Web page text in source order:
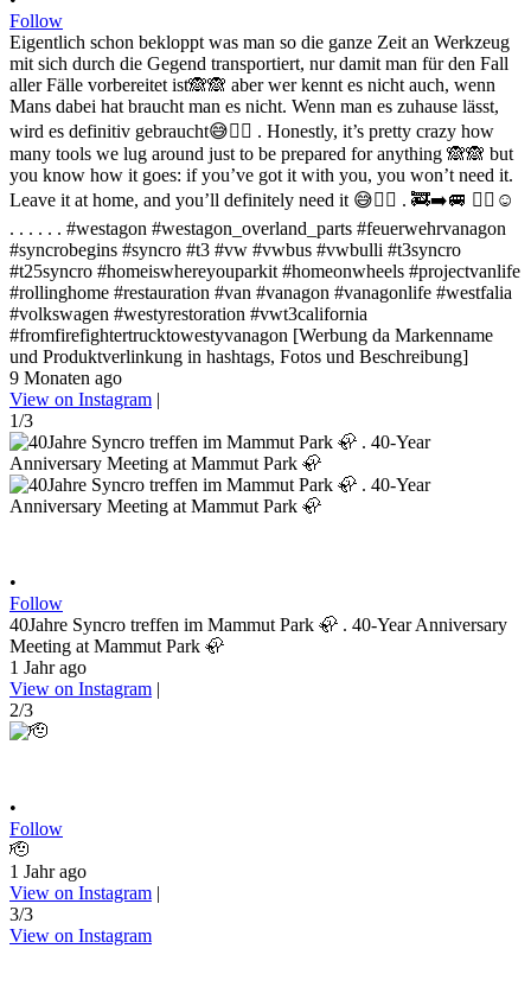
Follow
Eigentlich schon bekloppt was man so die ganze Zeit an Werkzeug
mit sich durch die Gegend transportiert, nur damit man für den Fall
aller Fälle vorbereitet ist🙈🙈 aber wer kennt es nicht auch, wenn
Mans dabei hat braucht man es nicht. Wenn man es zuhause lässt,
wird es definitiv gebraucht😅✌🏻 . Honestly, it’s pretty crazy how
many tools we lug around just to be prepared for anything 🙈🙈 but
you know how it goes: if you’ve got it with you, you won’t need it.
Leave it at home, and you’ll definitely need it 😅✌🏻 . 🚒➡️🚐 ✌🏻☺️
. . . . . . #westagon #westagon_overland_parts #feuerwehrvanagon
#syncrobegins #syncro #t3 #vw #vwbus #vwbulli #t3syncro
#t25syncro #homeiswhereyouparkit #homeonwheels #projectvanlife
#rollinghome #restauration #van #vanagon #vanagonlife #westfalia
#volkswagen #westyrestoration #vwt3california
#fromfirefightertrucktowestyvanagon [Werbung da Markenname
und Produktverlinkung in hashtags, Fotos und Beschreibung]
9 Monaten ago
View on Instagram |
1/3
•
Follow
40Jahre Syncro treffen im Mammut Park 🦣 . 40-Year Anniversary
Meeting at Mammut Park 🦣
1 Jahr ago
View on Instagram |
2/3
•
Follow
🫡
1 Jahr ago
View on Instagram |
3/3
View on Instagram